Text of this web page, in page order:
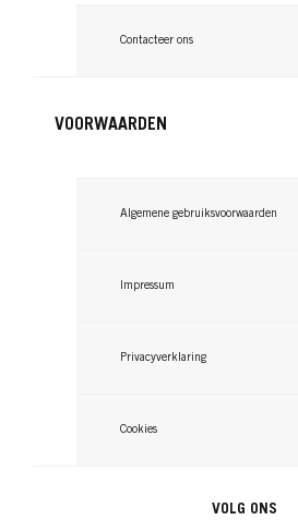
Contacteer ons
VOORWAARDEN
Algemene gebruiksvoorwaarden
Impressum
Privacyverklaring
Cookies
VOLG ONS